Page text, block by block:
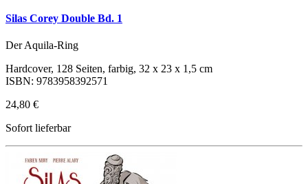
Silas Corey Double Bd. 1
Der Aquila-Ring
Hardcover, 128 Seiten, farbig, 32 x 23 x 1,5 cm
ISBN: 9783958392571
24,80 €
Sofort lieferbar